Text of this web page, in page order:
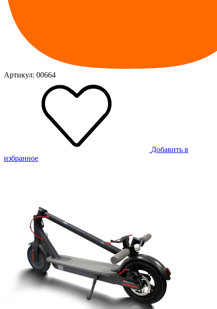
Артикул: 00664
Добавить в
избранное